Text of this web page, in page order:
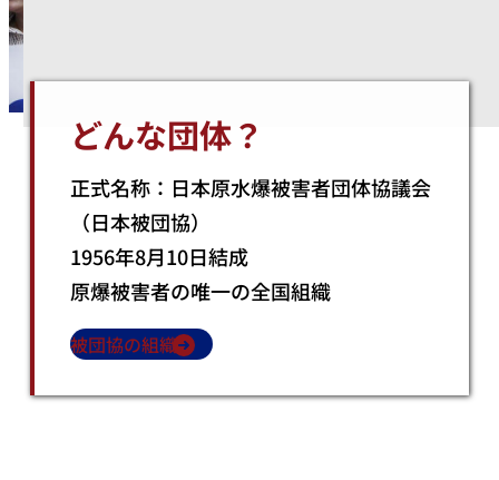
どんな団体？
正式名称：日本原水爆被害者団体協議会
（日本被団協）
1956年8月10日結成
原爆被害者の唯一の全国組織
被団協の組織